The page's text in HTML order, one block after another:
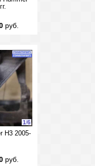
руб.
1/6
H3 2005-
руб.